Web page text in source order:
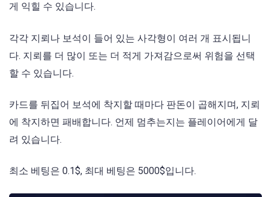
게 익힐 수 있습니다.
각각 지뢰나 보석이 들어 있는 사각형이 여러 개 표시됩니
다. 지뢰를 더 많이 또는 더 적게 가져감으로써 위험을 선택
할 수 있습니다.
카드를 뒤집어 보석에 착지할 때마다 판돈이 곱해지며, 지뢰
에 착지하면 패배합니다. 언제 멈추는지는 플레이어에게 달
려 있습니다.
최소 베팅은 0.1$, 최대 베팅은 5000$입니다.